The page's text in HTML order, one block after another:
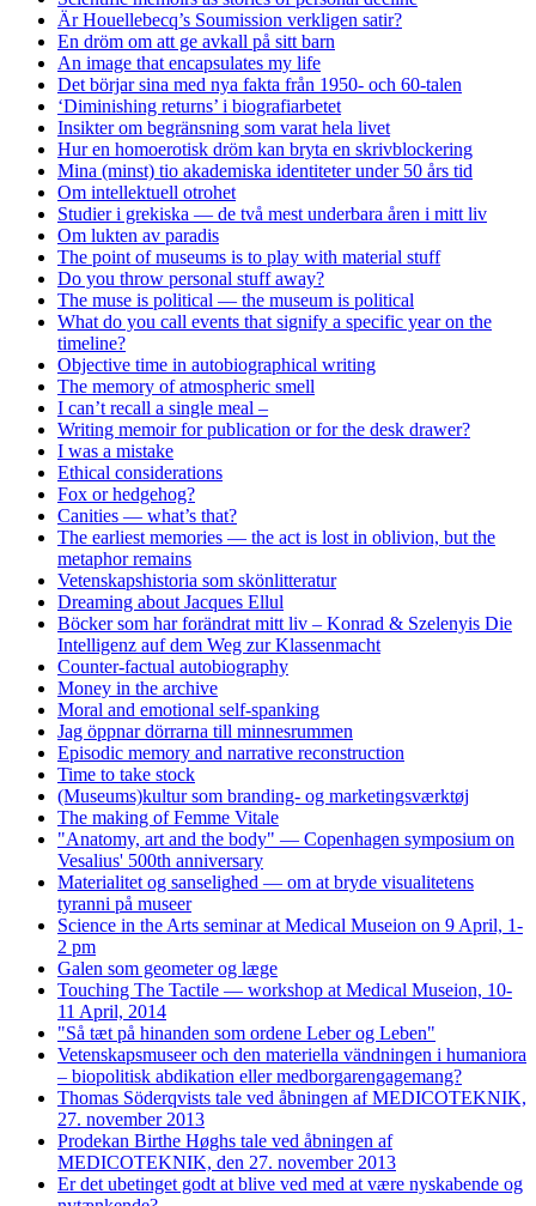
Är Houellebecq’s Soumission verkligen satir?
En dröm om att ge avkall på sitt barn
An image that encapsulates my life
Det börjar sina med nya fakta från 1950- och 60-talen
‘Diminishing returns’ i biografiarbetet
Insikter om begränsning som varat hela livet
Hur en homoerotisk dröm kan bryta en skrivblockering
Mina (minst) tio akademiska identiteter under 50 års tid
Om intellektuell otrohet
Studier i grekiska — de två mest underbara åren i mitt liv
Om lukten av paradis
The point of museums is to play with material stuff
Do you throw personal stuff away?
The muse is political — the museum is political
What do you call events that signify a specific year on the
timeline?
Objective time in autobiographical writing
The memory of atmospheric smell
I can’t recall a single meal –
Writing memoir for publication or for the desk drawer?
I was a mistake
Ethical considerations
Fox or hedgehog?
Canities — what’s that?
The earliest memories — the act is lost in oblivion, but the
metaphor remains
Vetenskapshistoria som skönlitteratur
Dreaming about Jacques Ellul
Böcker som har forändrat mitt liv – Konrad & Szelenyis Die
Intelligenz auf dem Weg zur Klassenmacht
Counter-factual autobiography
Money in the archive
Moral and emotional self-spanking
Jag öppnar dörrarna till minnesrummen
Episodic memory and narrative reconstruction
Time to take stock
(Museums)kultur som branding- og marketingsværktøj
The making of Femme Vitale
"Anatomy, art and the body" — Copenhagen symposium on
Vesalius' 500th anniversary
Materialitet og sanselighed — om at bryde visualitetens
tyranni på museer
Science in the Arts seminar at Medical Museion on 9 April, 1-
2 pm
Galen som geometer og læge
Touching The Tactile — workshop at Medical Museion, 10-
11 April, 2014
"Så tæt på hinanden som ordene Leber og Leben"
Vetenskapsmuseer och den materiella vändningen i humaniora
– biopolitisk abdikation eller medborgarengagemang?
Thomas Söderqvists tale ved åbningen af MEDICOTEKNIK,
27. november 2013
Prodekan Birthe Høghs tale ved åbningen af
MEDICOTEKNIK, den 27. november 2013
Er det ubetinget godt at blive ved med at være nyskabende og